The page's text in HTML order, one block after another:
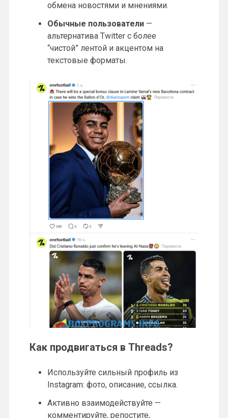
обмена новостями и мнениями.
Обычные пользователи —
альтернатива Twitter с более
“чистой” лентой и акцентом на
текстовые форматы.
Как продвигаться в Threads?
Используйте сильный профиль из
Instagram: фото, описание, ссылка.
Активно взаимодействуйте —
комментируйте, репостите,